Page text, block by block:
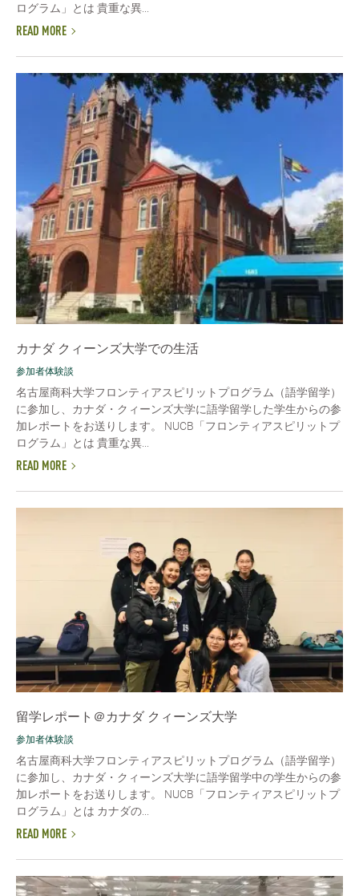
ログラム」とは 貴重な異...
READ MORE
カナダ クィーンズ大学での生活
参加者体験談
名古屋商科大学フロンティアスピリットプログラム（語学留学）
に参加し、カナダ・クィーンズ大学に語学留学した学生からの参
加レポートをお送りします。 NUCB「フロンティアスピリットプ
ログラム」とは 貴重な異...
READ MORE
留学レポート＠カナダ クィーンズ大学
参加者体験談
名古屋商科大学フロンティアスピリットプログラム（語学留学）
に参加し、カナダ・クィーンズ大学に語学留学中の学生からの参
加レポートをお送りします。 NUCB「フロンティアスピリットプ
ログラム」とは カナダの...
READ MORE